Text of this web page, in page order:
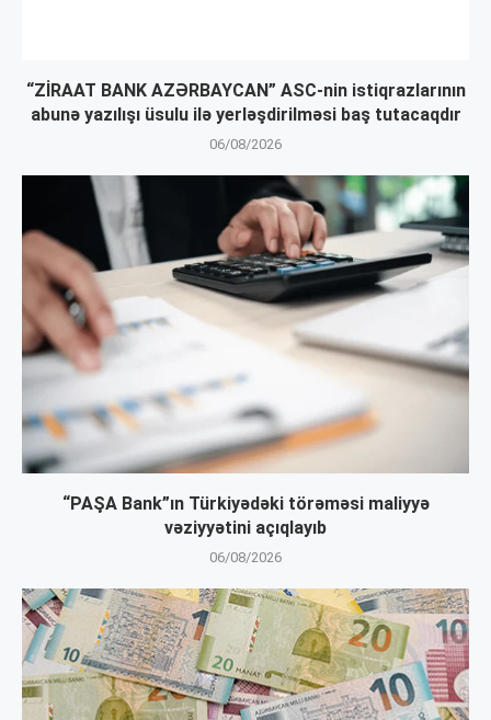
“ZİRAAT BANK AZƏRBAYCAN” ASC-nin istiqrazlarının
abunə yazılışı üsulu ilə yerləşdirilməsi baş tutacaqdır
06/08/2026
“PAŞA Bank”ın Türkiyədəki törəməsi maliyyə
vəziyyətini açıqlayıb
06/08/2026